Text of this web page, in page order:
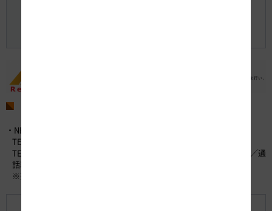
・NEXCO中日本お客さまセンター （24時間365日対応）
TEL：0120-922-229 （フリーダイヤル）
TEL：052-223-0333 （フリーダイヤルがご利用になれないお客さま／通
話料有料）
※交通事故の通報は警察（110番）まで